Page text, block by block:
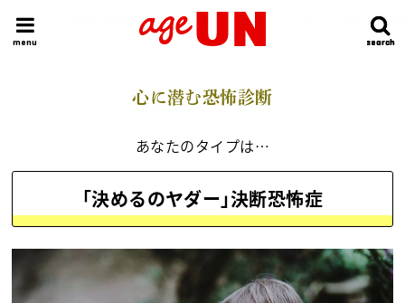
search
search
menu
HOME 今日の運勢ランキング 明日の運勢ランキング 今週の運勢
心に潜む恐怖診断
あなたのタイプは…
｢決めるのヤダー｣決断恐怖症